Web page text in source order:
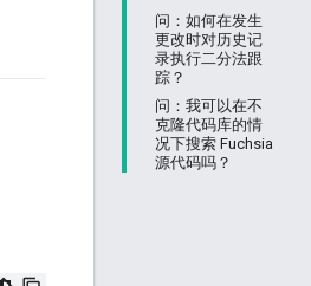
问：如何在发生
更改时对历史记
录执行二分法跟
踪？
问：我可以在不
克隆代码库的情
况下搜索 Fuchsia
源代码吗？